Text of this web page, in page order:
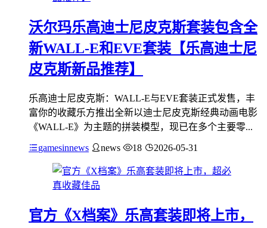
沃尔玛乐高迪士尼皮克斯套装包含全
新WALL-E和EVE套装【乐高迪士尼
皮克斯新品推荐】
乐高迪士尼皮克斯：WALL-E与EVE套装正式发售，丰
富你的收藏乐方推出全新以迪士尼皮克斯经典动画电影
《WALL-E》为主题的拼装模型，现已在多个主要零...
gamesinnews news 18 2026-05-31
官方《X档案》乐高套装即将上市，